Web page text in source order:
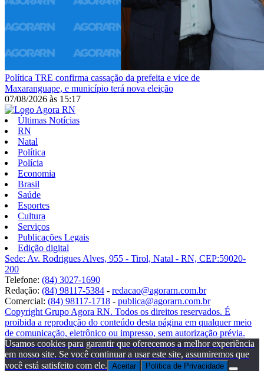
Política TRE confirma cassação da prefeita e vice de
Maxaranguape, e município terá nova eleição
07/08/2026 às 15:17
Últimas Notícias
RN
Natal
Política
Polícia
Economia
Brasil
Saúde
Esportes
Cultura
Serviços
Publicações Legais
Edição digital
Sede: Av. Rodrigues Alves, 955 - Tirol, Natal - RN, CEP:59020-
200
Telefone: (84) 3027-1690
Redação: (84) 98117-5384 - redacao@agorarn.com.br
Comercial: (84) 98117-1718 - publica@agorarn.com.br
Copyright Grupo Agora RN. Todos os direitos reservados. É
proibida a reprodução do conteúdo desta página em qualquer meio
de comunicação, eletrônico ou impresso, sem autorização prévia.
Usamos cookies para garantir que oferecemos a melhor experiência
em nosso site. Se você continuar a usar este site, assumiremos que
você está satisfeito com ele. Aceitar Politica de Privacidade